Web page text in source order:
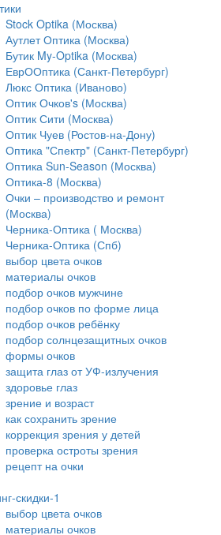
Stock Optika (Москва)
Аутлет Оптика (Москва)
Бутик My-Optika (Москва)
ЕврООптика (Санкт-Петербург)
Люкс Оптика (Иваново)
Оптик Очков's (Москва)
Оптик Сити (Москва)
Оптик Чуев (Ростов-на-Дону)
Оптика "Спектр" (Санкт-Петербург)
Оптика Sun-Season (Москва)
Оптика-8 (Москва)
Очки – производство и ремонт
(Москва)
Черника-Оптика ( Москва)
Черника-Оптика (Спб)
выбор цвета очков
материалы очков
подбор очков мужчине
подбор очков по форме лица
подбор очков ребёнку
подбор солнцезащитных очков
формы очков
защита глаз от УФ-излучения
здоровье глаз
зрение и возраст
как сохранить зрение
коррекция зрения у детей
проверка остроты зрения
рецепт на очки
скидки-1
выбор цвета очков
материалы очков